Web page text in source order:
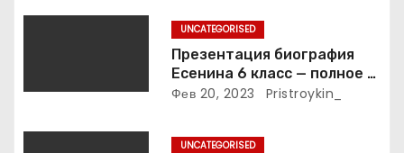
с
м
UNCATEGORISED
Презентация биография
Есенина 6 класс — полное и
подробное описание жизни
Фев 20, 2023 Pristroykin_
UNCATEGORISED